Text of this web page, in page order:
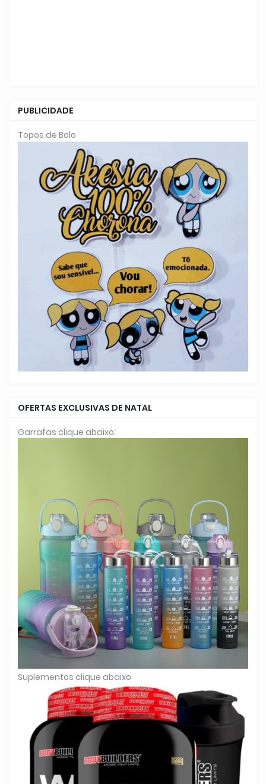
PUBLICIDADE
Topos de Bolo
OFERTAS EXCLUSIVAS DE NATAL
Garrafas clique abaixo:
Suplementos clique abaixo